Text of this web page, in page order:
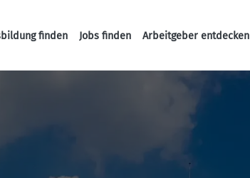
Haupt-Navigation
finden Jobs finden Arbeitgeber entdecken